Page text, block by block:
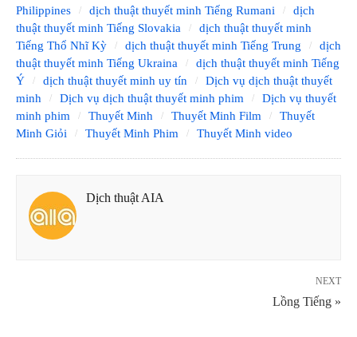
Philippines
dịch thuật thuyết minh Tiếng Rumani
dịch
thuật thuyết minh Tiếng Slovakia
dịch thuật thuyết minh
Tiếng Thổ Nhĩ Kỳ
dịch thuật thuyết minh Tiếng Trung
dịch
thuật thuyết minh Tiếng Ukraina
dịch thuật thuyết minh Tiếng
Ý
dịch thuật thuyết minh uy tín
Dịch vụ dịch thuật thuyết
minh
Dịch vụ dịch thuật thuyết minh phim
Dịch vụ thuyết
minh phim
Thuyết Minh Thuyết Minh Film
Thuyết
Minh Giỏi
Thuyết Minh Phim Thuyết Minh video
Dịch thuật AIA
NEXT
Lồng Tiếng »